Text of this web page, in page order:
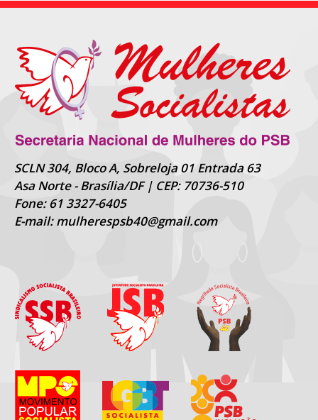
SCLN 304, Bloco A, Sobreloja 01 Entrada 63
Asa Norte - Brasília/DF | CEP: 70736-510
Fone: 61 3327-6405
E-mail: mulherespsb40@gmail.com